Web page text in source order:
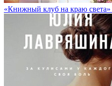
«Книжный клуб на краю света»